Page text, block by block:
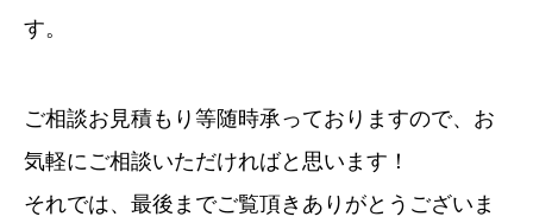
す。
ご相談お見積もり等随時承っておりますので、お
気軽にご相談いただければと思います！
それでは、最後までご覧頂きありがとうございま